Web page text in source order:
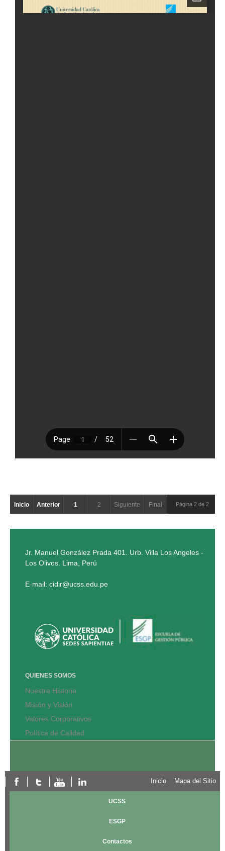
Inicio Anterior 1 2 Siguiente Final Página 2 de 2
Jr. Manuel González Prada 401. Urb. Villa Los Angeles -
Los Olivos. Lima, Perú
E-mail: cidir@ucss.edu.pe
QUIÉNES SOMOS
Nuestra Historia
Misión y Visión
Valores Corporativos
Política de Calidad
Inicio Mapa del Sitio
UCSS
ESGP
Contactos